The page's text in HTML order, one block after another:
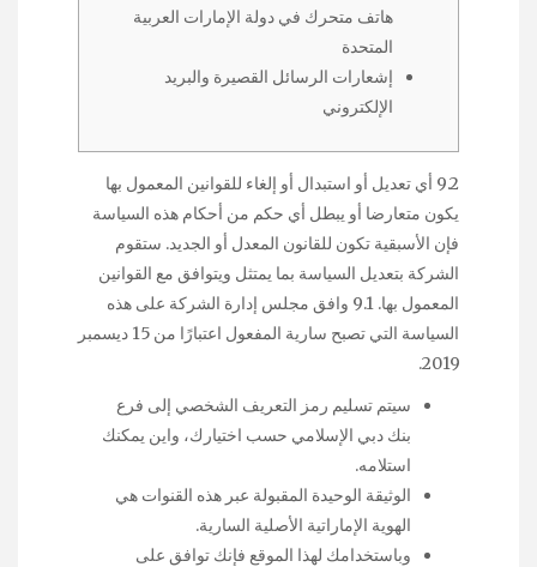
هاتف متحرك في دولة الإمارات العربية
المتحدة
إشعارات الرسائل القصيرة والبريد
الإلكتروني
9.2 أي تعديل أو استبدال أو إلغاء للقوانين المعمول بها
يكون متعارضا أو يبطل أي حكم من أحكام هذه السياسة
فإن الأسبقية تكون للقانون المعدل أو الجديد. ستقوم
الشركة بتعديل السياسة بما يمتثل ويتوافق مع القوانين
المعمول بها. 9.1 وافق مجلس إدارة الشركة على هذه
السياسة التي تصبح سارية المفعول اعتبارًا من 15 ديسمبر
2019.
سيتم تسليم رمز التعريف الشخصي إلى فرع
بنك دبي الإسلامي حسب اختيارك، واين يمكنك
استلامه.
الوثيقة الوحيدة المقبولة عبر هذه القنوات هي
الهوية الإماراتية الأصلية السارية.
وباستخدامك لهذا الموقع فإنك توافق على